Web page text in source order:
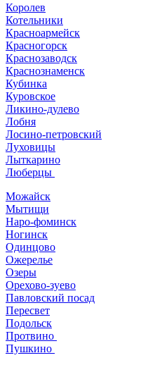
Королев
Котельники
Красноармейск
Красногорск
Краснозаводск
Краснознаменск
Кубинка
Куровское
Ликино-дулево
Лобня
Лосино-петровский
Луховицы
Лыткарино
Люберцы
Можайск
Мытищи
Наро-фоминск
Ногинск
Одинцово
Ожерелье
Озеры
Орехово-зуево
Павловский посад
Пересвет
Подольск
Протвино
Пушкино